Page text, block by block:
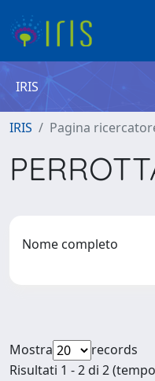
IRIS
IRIS Pagina
Nome completo
Mostra
records
Risultati 1 - 2 di 2